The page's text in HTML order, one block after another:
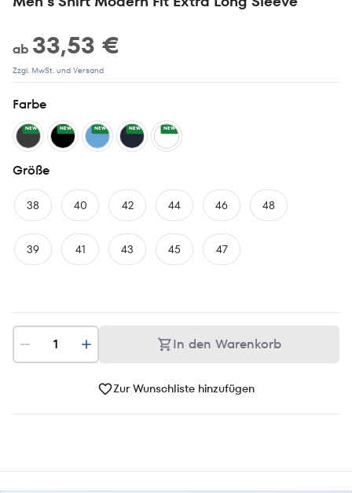
ab 33,53 €
Zzgl. MwSt. und Versand
Farbe
NEW NEW NEW NEW NEW
Größe
38 40 42 44 46 48
39 41 43 45 47
In den Warenkorb
Zur Wunschliste hinzufügen